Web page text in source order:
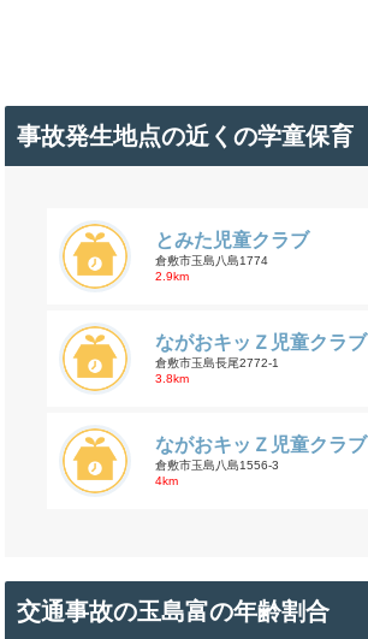
事故発生地点の近くの学童保育
とみた児童クラブ
倉敷市玉島八島1774
2.9km
ながおキッＺ児童クラブ
倉敷市玉島長尾2772-1
3.8km
ながおキッＺ児童クラブ
倉敷市玉島八島1556-3
4km
交通事故の玉島富の年齢割合